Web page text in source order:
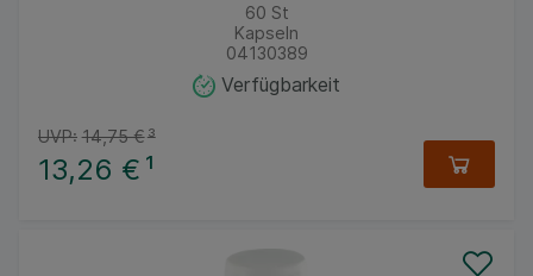
60 St
Kapseln
04130389
Verfügbarkeit
13,26 € ¹
UVP: 14,75 €³